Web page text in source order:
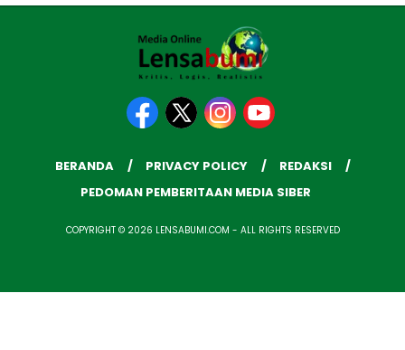
BERANDA PRIVACY POLICY
REDAKSI
PEDOMAN PEMBERITAAN MEDIA SIBER
COPYRIGHT © 2026 LENSABUMI.COM - ALL RIGHTS RESERVED